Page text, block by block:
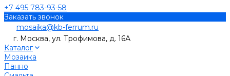
+7 495 783-93-58
Заказать звонок
mosaika@kb-ferrum.ru
г. Москва, ул. Трофимова, д. 16А
Каталог
Мозаика
Панно